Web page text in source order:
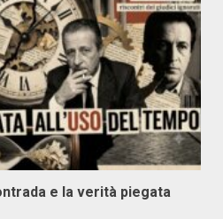
e la verità piegata